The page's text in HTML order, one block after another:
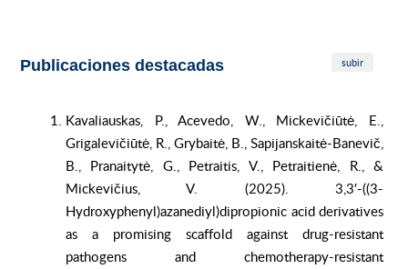
Publicaciones destacadas subir
Kavaliauskas, P., Acevedo, W., Mickevičiūtė, E.,
Grigalevičiūtė, R., Grybaitė, B., Sapijanskaitė-Banevič,
B., Pranaitytė, G., Petraitis, V., Petraitienė, R., &
Mickevičius, V. (2025). 3,3′-((3-
Hydroxyphenyl)azanediyl)dipropionic acid derivatives
as a promising scaffold against drug-resistant
pathogens and chemotherapy-resistant